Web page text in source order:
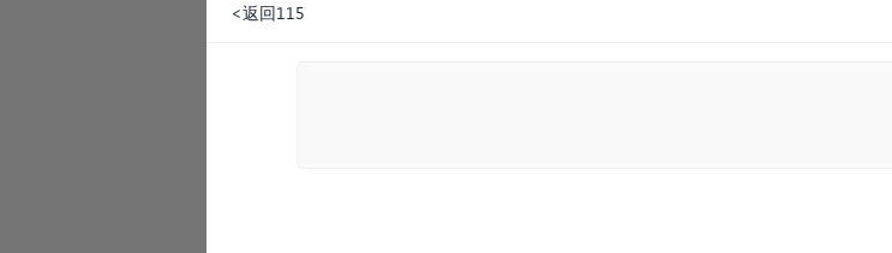
<返回115